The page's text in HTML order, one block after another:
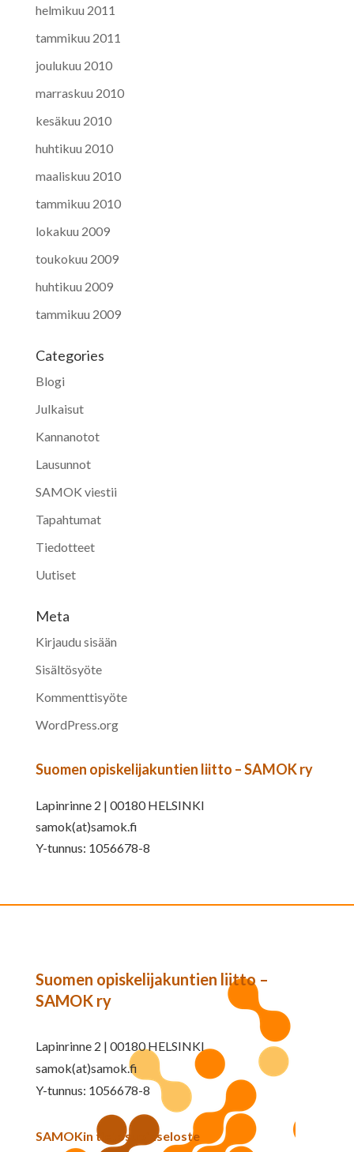
helmikuu 2011
tammikuu 2011
joulukuu 2010
marraskuu 2010
kesäkuu 2010
huhtikuu 2010
maaliskuu 2010
tammikuu 2010
lokakuu 2009
toukokuu 2009
huhtikuu 2009
tammikuu 2009
Categories
Blogi
Julkaisut
Kannanotot
Lausunnot
SAMOK viestii
Tapahtumat
Tiedotteet
Uutiset
Meta
Kirjaudu sisään
Sisältösyöte
Kommenttisyöte
WordPress.org
Suomen opiskelijakuntien liitto – SAMOK ry
Lapinrinne 2 | 00180 HELSINKI
samok(at)samok.fi
Y-tunnus: 1056678-8
Suomen opiskelijakuntien liitto –
SAMOK ry
Lapinrinne 2 | 00180 HELSINKI
samok(at)samok.fi
Y-tunnus: 1056678-8
SAMOKin tietosuojaseloste